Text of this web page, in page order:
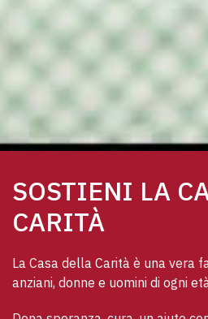
SOSTIENI LA
CARITÀ
La Casa della Carità è una vera
anziani, donne e uomini di ogni